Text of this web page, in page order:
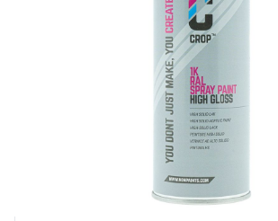
Ordina ora, spedito entro 1-2 giorni
da 150,- €
per resi & cambi
Recensioni dei clienti:
(7.055